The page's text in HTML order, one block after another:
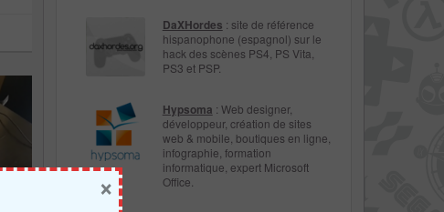
DaXHordes : site de référence
hispanophone (espagnol) sur le
hack des scènes PS4, PS Vita,
PS3 et PSP.
Hypsoma : Web designer,
développeur, création de sites
web & mobile, boutiques en ligne,
infographie, formation
informatique, expert Microsoft
Office.
×